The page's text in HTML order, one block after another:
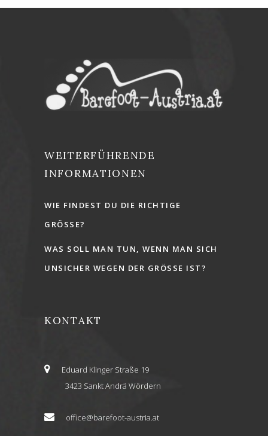
WEITERFÜHRENDE
INFORMATIONEN
WIE FINDEST DU DIE RICHTIGE
GRÖSSE?
WAS SOLL MAN TUN, WENN MAN SICH
UNSICHER WEGEN DER GRÖSSE IST?
KONTAKT
Eduard Klinger Straße 19
3423 Sankt Andrä Wördern
office@barefoot-austria.at